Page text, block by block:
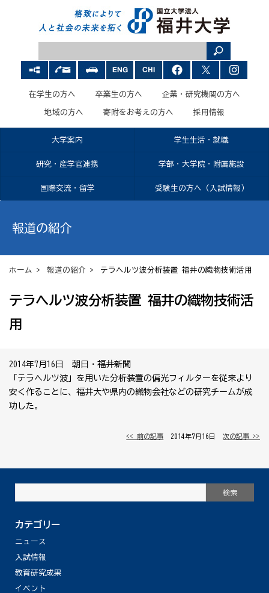
在学生の方へ 卒業生の方へ 企業・研究機関の方へ
地域の方へ 寄附をお考えの方へ 採用情報
大学案内 学生生活・就職
研究・産学官連携 学部・大学院・附属施設
国際交流・留学 受験生の方へ（入試情報）
報道の紹介
ホーム > 報道の紹介 > テラヘルツ波分析装置 福井の織物技術活用
テラヘルツ波分析装置 福井の織物技術活
用
2014年7月16日 朝日・福井新聞
「テラヘルツ波」を用いた分析装置の偏光フィルターを従来より
安く作ることに、福井大や県内の織物会社などの研究チームが成
功した。
<< 前の記事 │ 2014年7月16日 │次の記事 >>
カテゴリー
ニュース
入試情報
教育研究成果
イベント